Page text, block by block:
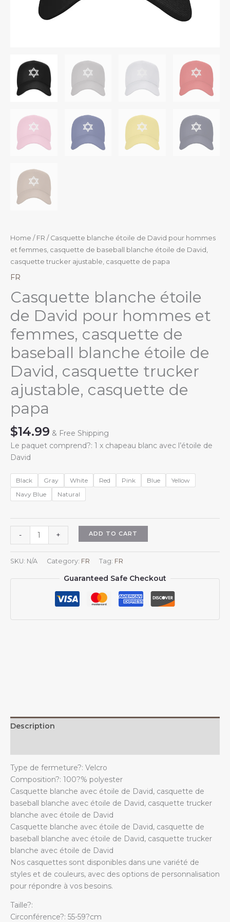
Home / FR / Casquette blanche étoile de David pour hommes
et femmes, casquette de baseball blanche étoile de David,
casquette trucker ajustable, casquette de papa
FR
Casquette blanche étoile
de David pour hommes et
femmes, casquette de
baseball blanche étoile de
David, casquette trucker
ajustable, casquette de
papa
$14.99 & Free Shipping
Le paquet comprend?: 1 x chapeau blanc avec l’étoile de
David
Black Gray White Red Pink Blue
Yellow
Navy Blue
Natural
-
Casquette
blanche
étoile
de
David
casquette
trucker
casquette
de
papa
quantity
+ ADD TO CART
SKU: N/A Category: FR Tag: FR
Guaranteed Safe Checkout
Description
Type de fermeture?: Velcro
Composition?: 100?% polyester
Casquette blanche avec étoile de David, casquette de
baseball blanche avec étoile de David, casquette trucker
blanche avec étoile de David
Casquette blanche avec étoile de David, casquette de
baseball blanche avec étoile de David, casquette trucker
blanche avec étoile de David
Nos casquettes sont disponibles dans une variété de
styles et de couleurs, avec des options de personnalisation
pour répondre à vos besoins.
Taille?:
Circonférence?: 55-59?cm